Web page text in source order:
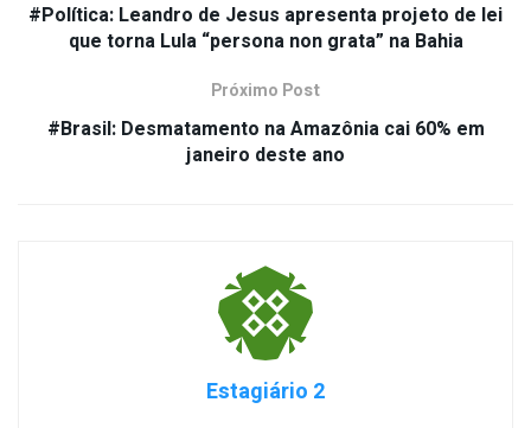
#Política: Leandro de Jesus apresenta projeto de lei
que torna Lula “persona non grata” na Bahia
Próximo Post
#Brasil: Desmatamento na Amazônia cai 60% em
janeiro deste ano
Estagiário 2